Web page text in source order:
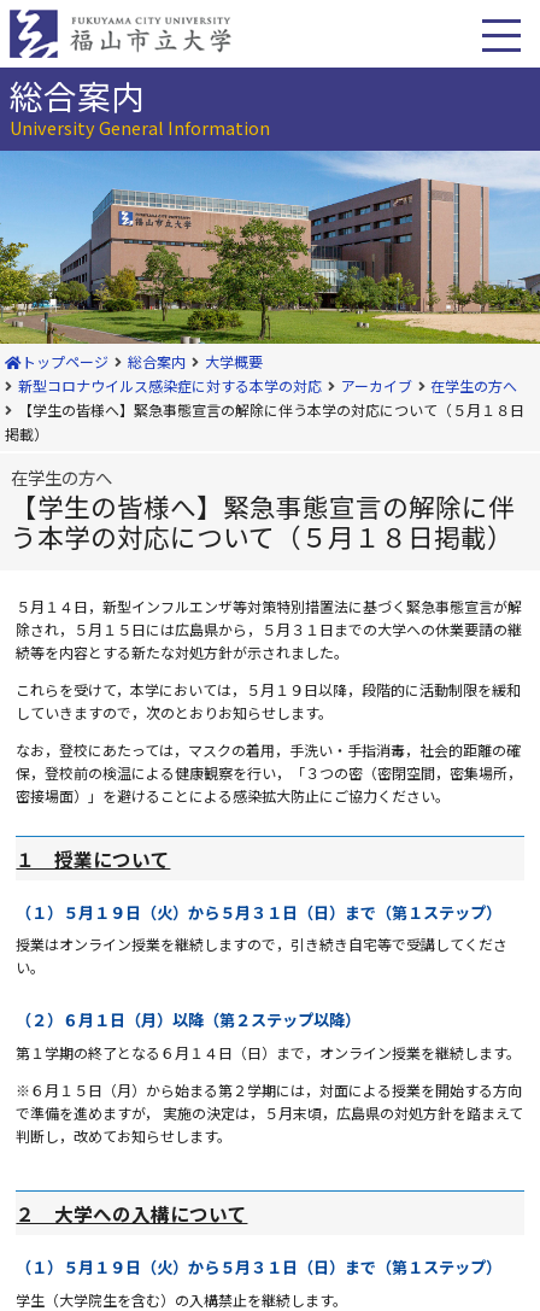
本
へ
動総合案内
University General Information
トップページ 総合案内
大学概要
新型コロナウイルス感染症に対する本学の対応
アーカイブ
在学生の方へ
【学生の皆様へ】緊急事態宣言の解除に伴う本学の対応について（５月１８日
掲載）
在学生の方へ
【学生の皆様へ】緊急事態宣言の解除に伴
う本学の対応について（５月１８日掲載）
５月１４日，新型インフルエンザ等対策特別措置法に基づく緊急事態宣言が解
除され，５月１５日には広島県から，５月３１日までの大学への休業要請の継
続等を内容とする新たな対処方針が示されました。
これらを受けて，本学においては，５月１９日以降，段階的に活動制限を緩和
していきますので，次のとおりお知らせします。
なお，登校にあたっては，マスクの着用，手洗い・手指消毒，社会的距離の確
保，登校前の検温による健康観察を行い，「３つの密（密閉空間，密集場所，
密接場面）」を避けることによる感染拡大防止にご協力ください。
１ 授業について
（１）５月１９日（火）から５月３１日（日）まで（第１ステップ）
授業はオンライン授業を継続しますので，引き続き自宅等で受講してくださ
い。
（２）６月１日（月）以降（第２ステップ以降）
第１学期の終了となる６月１４日（日）まで，オンライン授業を継続します。
※６月１５日（月）から始まる第２学期には，対面による授業を開始する方向
で準備を進めますが， 実施の決定は，５月末頃，広島県の対処方針を踏まえて
判断し，改めてお知らせします。
２ 大学への入構について
（１）５月１９日（火）から５月３１日（日）まで（第１ステップ）
学生（大学院生を含む）の入構禁止を継続します。